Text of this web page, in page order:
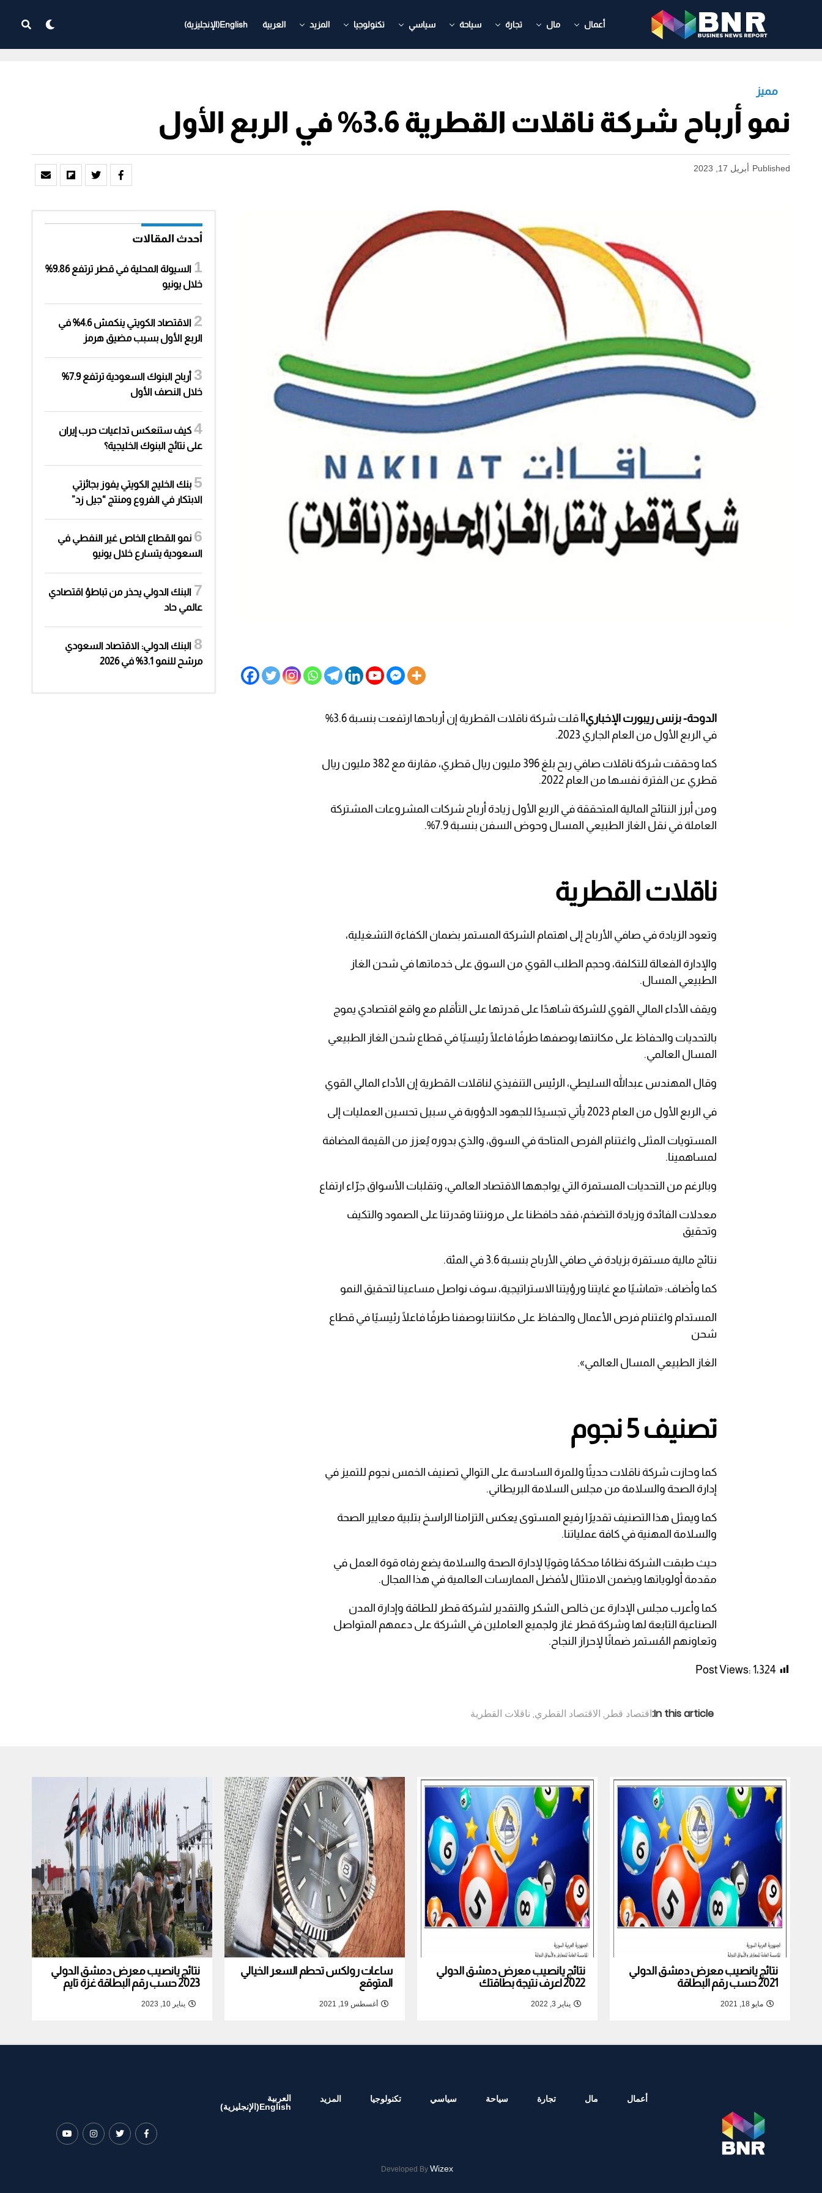
أعمال مال تجارة سياحة سياسي تكنولوجيا المزيد العربية English
(الإنجليزية)
مميز
نمو أرباح شركة ناقلات القطرية 3.6% في الربع الأول
Published أبريل 17, 2023
الدوحة- بزنس ريبورت الإخباري||
قلت شركة ناقلات القطرية إن أرباحها ارتفعت بنسبة 3.6%
في الربع الأول من العام الجاري 2023.
كما وحققت شركة ناقلات صافي ربح بلغ 396 مليون ريال قطري، مقارنة مع 382 مليون ريال
قطري عن الفترة نفسها من العام 2022.
ومن أبرز النتائج المالية المتحققة في الربع الأول زيادة أرباح شركات المشروعات المشتركة
العاملة في نقل الغاز الطبيعي المسال وحوض السفن بنسبة 7.9%.
ناقلات القطرية
وتعود الزيادة في صافي الأرباح إلى اهتمام الشركة المستمر بضمان الكفاءة التشغيلية،
والإدارة الفعالة للتكلفة، وحجم الطلب القوي من السوق على خدماتها في شحن الغاز
الطبيعي المسال.
ويقف الأداء المالي القوي للشركة شاهدًا على قدرتها على التأقلم مع واقع اقتصادي يموج
بالتحديات والحفاظ على مكانتها بوصفها طرفًا فاعلًا رئيسيًا في قطاع شحن الغاز الطبيعي
المسال العالمي.
وقال المهندس عبدالله السليطي، الرئيس التنفيذي لناقلات القطرية إن الأداء المالي القوي
في الربع الأول من العام 2023 يأتي تجسيدًا للجهود الدؤوبة في سبيل تحسين العمليات إلى
المستويات المثلى واغتنام الفرص المتاحة في السوق، والذي بدوره يُعزز من القيمة المضافة
لمساهمينا.
وبالرغم من التحديات المستمرة التي يواجهها الاقتصاد العالمي، وتقلبات الأسواق جرّاء ارتفاع
معدلات الفائدة وزيادة التضخم، فقد حافظنا على مرونتنا وقدرتنا على الصمود والتكيف
وتحقيق
نتائج مالية مستقرة بزيادة في صافي الأرباح بنسبة 3.6 في المئة.
كما وأضاف: «تماشيًا مع غايتنا ورؤيتنا الاستراتيجية، سوف نواصل مساعينا لتحقيق النمو
المستدام واغتنام فرص الأعمال والحفاظ على مكانتنا بوصفنا طرفًا فاعلًا رئيسيًا في قطاع
شحن
الغاز الطبيعي المسال العالمي».
تصنيف 5 نجوم
كما وحازت شركة ناقلات حديثًا وللمرة السادسة على التوالي تصنيف الخمس نجوم للتميز في
إدارة الصحة والسلامة من مجلس السلامة البريطاني.
كما ويمثل هذا التصنيف تقديرًا رفيع المستوى يعكس التزامنا الراسخ بتلبية معايير الصحة
والسلامة المهنية في كافة عملياتنا.
حيث طبقت الشركة نظامًا محكمًا وقويًا لإدارة الصحة والسلامة يضع رفاه قوة العمل في
مقدمة أولوياتها ويضمن الامتثال لأفضل الممارسات العالمية في هذا المجال.
كما وأعرب مجلس الإدارة عن خالص الشكر والتقدير لشركة قطر للطاقة وإدارة المدن
الصناعية التابعة لها وشركة قطر غاز ولجميع العاملين في الشركة على دعمهم المتواصل
وتعاونهم المُستمر ضمانًا لإحراز النجاح.
Post Views: 1٬324
In this article:اقتصاد قطر , الاقتصاد القطري, ناقلات القطرية
أحدث المقالات
السيولة المحلية في قطر ترتفع 9.86%
خلال يونيو
الاقتصاد الكويتي ينكمش 4.6% في
الربع الأول بسبب مضيق هرمز
أرباح البنوك السعودية ترتفع 7.9%
خلال النصف الأول
كيف ستنعكس تداعيات حرب إيران
على نتائج البنوك الخليجية؟
بنك الخليج الكويتي يفوز بجائزتي
الابتكار في الفروع ومنتج “جيل زد”
نمو القطاع الخاص غير النفطي في
السعودية يتسارع خلال يونيو
البنك الدولي يحذر من تباطؤ اقتصادي
عالمي حاد
البنك الدولي: الاقتصاد السعودي
مرشح للنمو 3.1% في 2026
نتائج يانصيب معرض دمشق الدولي
2021 حسب رقم البطاقة
مايو 18, 2021
نتائج يانصيب معرض دمشق الدولي
2022 اعرف نتيجة بطاقتك
يناير 3, 2022
ساعات رولكس تحطم السعر الخيالي
المتوقع
أغسطس 19, 2021
نتائج يانصيب معرض دمشق الدولي
2023 حسب رقم البطاقة غزة تايم
يناير 10, 2023
أعمال مال تجارة سياحة سياسي تكنولوجيا المزيد
العربية
English
( الإنجليزية)
Developed By Wizex